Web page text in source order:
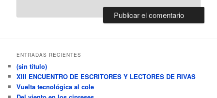
ENTRADAS RECIENTES
(sin título)
XIII ENCUENTRO DE ESCRITORES Y LECTORES DE RIVAS
Vuelta tecnológica al cole